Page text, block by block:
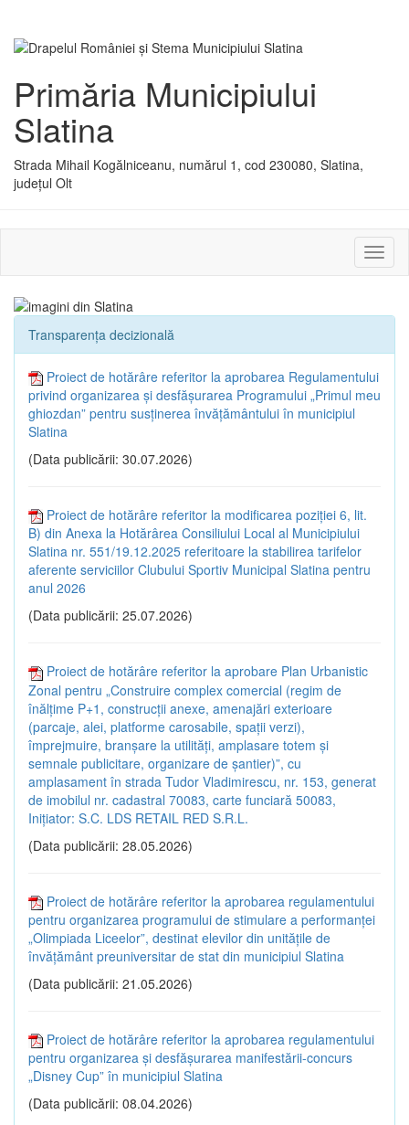
Primăria Municipiului
Slatina
Strada Mihail Kogălniceanu, numărul 1, cod 230080, Slatina,
județul Olt
sau
Transparența decizională
Proiect de hotărâre referitor la aprobarea Regulamentului
privind organizarea și desfășurarea Programului „Primul meu
ghiozdan” pentru susținerea învățământului în municipiul
Slatina
(Data publicării: 30.07.2026)
Proiect de hotărâre referitor la modificarea poziției 6, lit.
B) din Anexa la Hotărârea Consiliului Local al Municipiului
Slatina nr. 551/19.12.2025 referitoare la stabilirea tarifelor
aferente serviciilor Clubului Sportiv Municipal Slatina pentru
anul 2026
(Data publicării: 25.07.2026)
Proiect de hotărâre referitor la aprobare Plan Urbanistic
Zonal pentru „Construire complex comercial (regim de
înălțime P+1, construcții anexe, amenajări exterioare
(parcaje, alei, platforme carosabile, spații verzi),
împrejmuire, branșare la utilități, amplasare totem și
semnale publicitare, organizare de șantier)”, cu
amplasament în strada Tudor Vladimirescu, nr. 153, generat
de imobilul nr. cadastral 70083, carte funciară 50083,
Inițiator: S.C. LDS RETAIL RED S.R.L.
(Data publicării: 28.05.2026)
Proiect de hotărâre referitor la aprobarea regulamentului
pentru organizarea programului de stimulare a performanței
„Olimpiada Liceelor”, destinat elevilor din unitățile de
învățământ preuniversitar de stat din municipiul Slatina
(Data publicării: 21.05.2026)
Proiect de hotărâre referitor la aprobarea regulamentului
pentru organizarea și desfășurarea manifestării-concurs
„Disney Cup” în municipiul Slatina
(Data publicării: 08.04.2026)